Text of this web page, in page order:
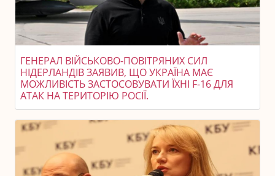
ГЕНЕРАЛ ВІЙСЬКОВО-ПОВІТРЯНИХ СИЛ
НІДЕРЛАНДІВ ЗАЯВИВ, ЩО УКРАЇНА МАЄ
МОЖЛИВІСТЬ ЗАСТОСОВУВАТИ ЇХНІ F-16 ДЛЯ
АТАК НА ТЕРИТОРІЮ РОСІЇ.